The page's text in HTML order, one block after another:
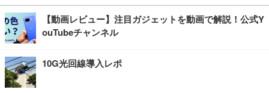
【動画レビュー】注目ガジェットを動画で解説！公式Y
ouTubeチャンネル
10G光回線導入レポ